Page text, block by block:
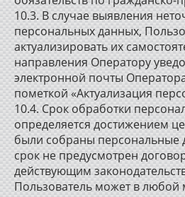
10.3. В случае выявления
персональных данных,
актуализировать их
направления Оператору
электронной почты
пометкой «Актуализация
10.4. Срок обработки
определяется достижением
были собраны персональные
срок не предусмотрен
действующим
Пользователь может в любой